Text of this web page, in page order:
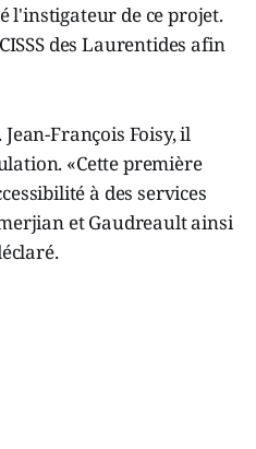
l'instigateur de ce projet.
des Laurentides afin
François Foisy, il
«Cette première
à des services
et Gaudreault ainsi